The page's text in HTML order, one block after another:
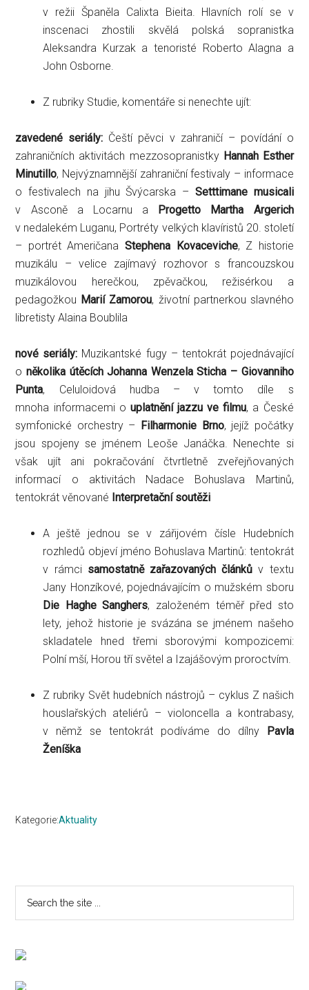
v režii Španěla Calixta Bieita. Hlavních rolí se v
inscenaci zhostili skvělá polská sopranistka
Aleksandra Kurzak a tenoristé Roberto Alagna a
John Osborne.
Z rubriky Studie, komentáře si nenechte ujít:
zavedené seriály: Čeští pěvci v zahraničí – povídání o
zahraničních aktivitách mezzosopranistky Hannah Esther
Minutillo, Nejvýznamnější zahraniční festivaly – informace
o festivalech na jihu Švýcarska – Setttimane musicali
v Asconě a Locarnu a Progetto Martha Argerich
v nedalekém Luganu, Portréty velkých klavíristů 20. století
– portrét Američana Stephena Kovaceviche, Z historie
muzikálu – velice zajímavý rozhovor s francouzskou
muzikálovou herečkou, zpěvačkou, režisérkou a
pedagožkou Marií Zamorou, životní partnerkou slavného
libretisty Alaina Boublila
nové seriály: Muzikantské fugy – tentokrát pojednávající
o několika útěcích Johanna Wenzela Sticha – Giovanniho
Punta, Celuloidová hudba – v tomto díle s
mnoha informacemi o uplatnění jazzu ve filmu, a České
symfonické orchestry – Filharmonie Brno, jejíž počátky
jsou spojeny se jménem Leoše Janáčka. Nenechte si
však ujít ani pokračování čtvrtletně zveřejňovaných
informací o aktivitách Nadace Bohuslava Martinů,
tentokrát věnované Interpretační soutěži
A ještě jednou se v zářijovém čísle Hudebních
rozhledů objeví jméno Bohuslava Martinů: tentokrát
v rámci samostatně zařazovaných článků v textu
Jany Honzíkové, pojednávajícím o mužském sboru
Die Haghe Sanghers, založeném téměř před sto
lety, jehož historie je svázána se jménem našeho
skladatele hned třemi sborovými kompozicemi:
Polní mší, Horou tří světel a Izajášovým proroctvím.
Z rubriky Svět hudebních nástrojů – cyklus Z našich
houslařských ateliérů – violoncella a kontrabasy,
v němž se tentokrát podíváme do dílny Pavla
Ženíška
Kategorie:Aktuality
Primary
Sidebar
...